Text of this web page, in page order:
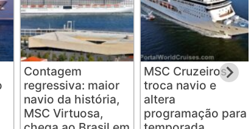
Contagem
regressiva: maior
navio da história,
MSC Virtuosa,
MSC Cruzeiros
troca navio e
altera
programação para